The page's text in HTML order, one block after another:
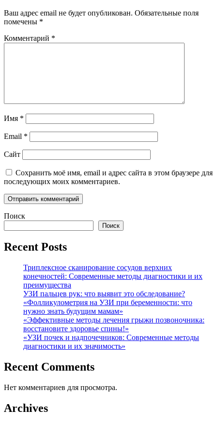
Ваш адрес email не будет опубликован. Обязательные поля
помечены *
Комментарий *
Имя *
Email *
Сайт
Сохранить моё имя, email и адрес сайта в этом браузере для
последующих моих комментариев.
Поиск
Поиск
Recent Posts
Триплексное сканирование сосудов верхних
конечностей: Современные методы диагностики и их
преимущества
УЗИ пальцев рук: что выявит это обследование?
«Фолликулометрия на УЗИ при беременности: что
нужно знать будущим мамам»
«Эффективные методы лечения грыжи позвоночника:
восстановите здоровье спины!»
«УЗИ почек и надпочечников: Современные методы
диагностики и их значимость»
Recent Comments
Нет комментариев для просмотра.
Archives